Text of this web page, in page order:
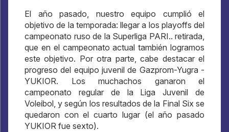
El año pasado, nuestro equipo cumplió el
objetivo de la temporada: llegar a los playoffs del
campeonato ruso de la Superliga PARI.. retirada,
que en el campeonato actual también logramos
este objetivo. Por otra parte, cabe destacar el
progreso del equipo juvenil de Gazprom-Yugra -
YUKIOR. Los muchachos ganaron el
campeonato regular de la Liga Juvenil de
Voleibol, y según los resultados de la Final Six se
quedaron con el cuarto lugar (el año pasado
YUKIOR fue sexto).